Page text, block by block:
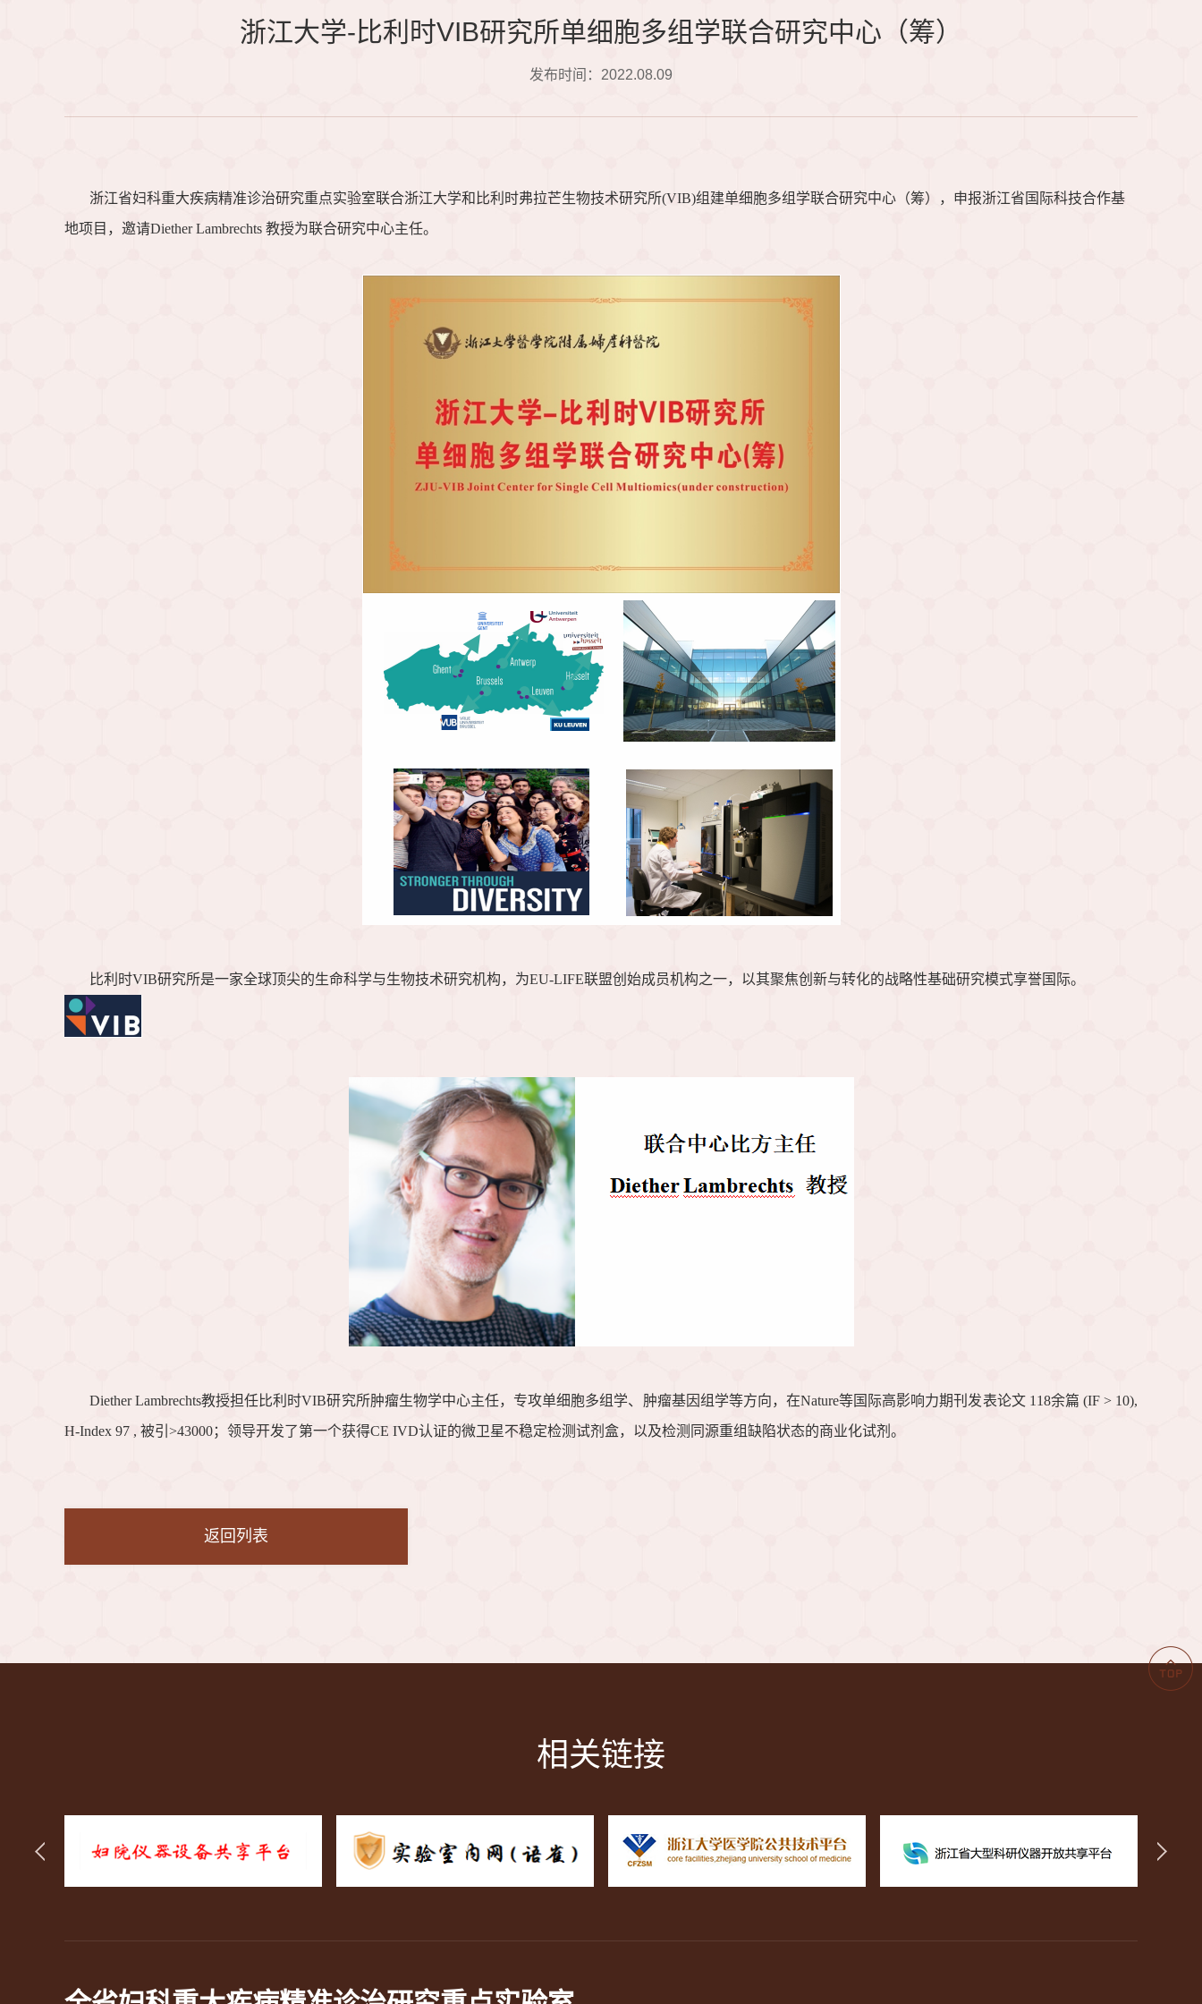
浙江大学-比利时VIB研究所单细胞多组学联合研究中心（筹）
发布时间：2022.08.09
浙江省妇科重大疾病精准诊治研究重点实验室联合浙江大学和比利时弗拉芒生物技术研究所(VIB)组建单细胞多组学联合研究中心（筹），申报浙江省国际科技合作基
地项目，邀请Diether Lambrechts 教授为联合研究中心主任。
比利时VIB研究所是一家全球顶尖的生命科学与生物技术研究机构，为EU-LIFE联盟创始成员机构之一，以其聚焦创新与转化的战略性基础研究模式享誉国际。
Diether Lambrechts教授担任比利时VIB研究所肿瘤生物学中心主任，专攻单细胞多组学、肿瘤基因组学等方向，在Nature等国际高影响力期刊发表论文 118余篇 (IF > 10),
H-Index 97 , 被引>43000；领导开发了第一个获得CE IVD认证的微卫星不稳定检测试剂盒，以及检测同源重组缺陷状态的商业化试剂。
返回列表
相关链接
Next